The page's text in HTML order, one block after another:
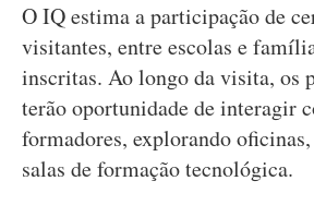
O IQ estima a participação de
visitantes, entre escolas e
inscritas. Ao longo da visita, os
terão oportunidade de interagir
formadores, explorando
salas de formação tecnológica.